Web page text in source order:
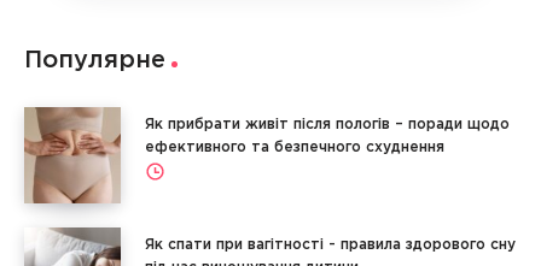
Популярне
Як прибрати живіт після пологів – поради щодо
ефективного та безпечного схуднення
Як спати при вагітності - правила здорового сну